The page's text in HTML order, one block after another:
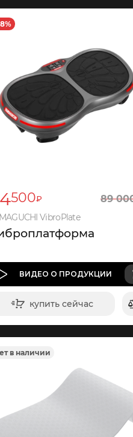
500₽ 89
VibroPlate
ВИДЕО О ПРОДУКЦИИ
купить сейчас
в корзину
в наличии